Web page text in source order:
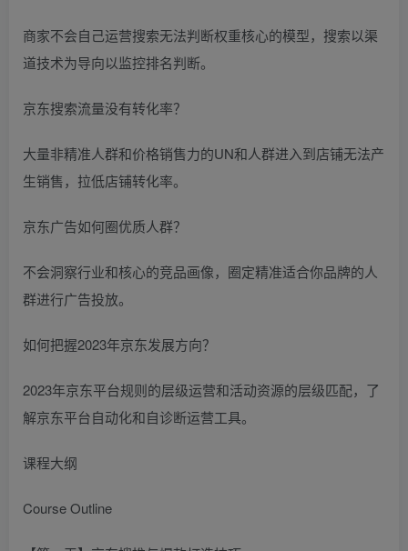
商家不会自己运营搜索无法判断权重核心的模型，搜索以渠
道技术为导向以监控排名判断。
京东搜索流量没有转化率？
大量非精准人群和价格销售力的UN和人群进入到店铺无法产
生销售，拉低店铺转化率。
京东广告如何圈优质人群？
不会洞察行业和核心的竞品画像，圈定精准适合你品牌的人
群进行广告投放。
如何把握2023年京东发展方向？
2023年京东平台规则的层级运营和活动资源的层级匹配，了
解京东平台自动化和自诊断运营工具。
课程大纲
Course Outline